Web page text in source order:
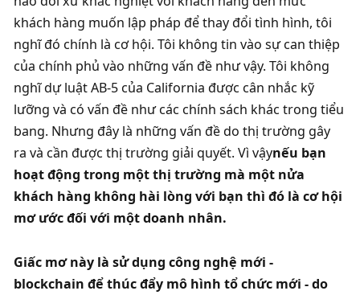
khách hàng muốn lập pháp để thay đổi tình hình, tôi
nghĩ đó chính là cơ hội. Tôi không tin vào sự can thiệp
của chính phủ vào những vấn đề như vậy. Tôi không
nghĩ dự luật AB-5 của California được cân nhắc kỹ
lưỡng và có vấn đề như các chính sách khác trong tiểu
bang. Nhưng đây là những vấn đề do thị trường gây
ra và cần được thị trường giải quyết. Vì vậynếu bạn
hoạt động trong một thị trường mà một nửa
khách hàng không hài lòng với bạn thì đó là cơ hội
mơ ước đối với một doanh nhân.
Giấc mơ này là sử dụng công nghệ mới -
blockchain để thúc đẩy mô hình tổ chức mới - do